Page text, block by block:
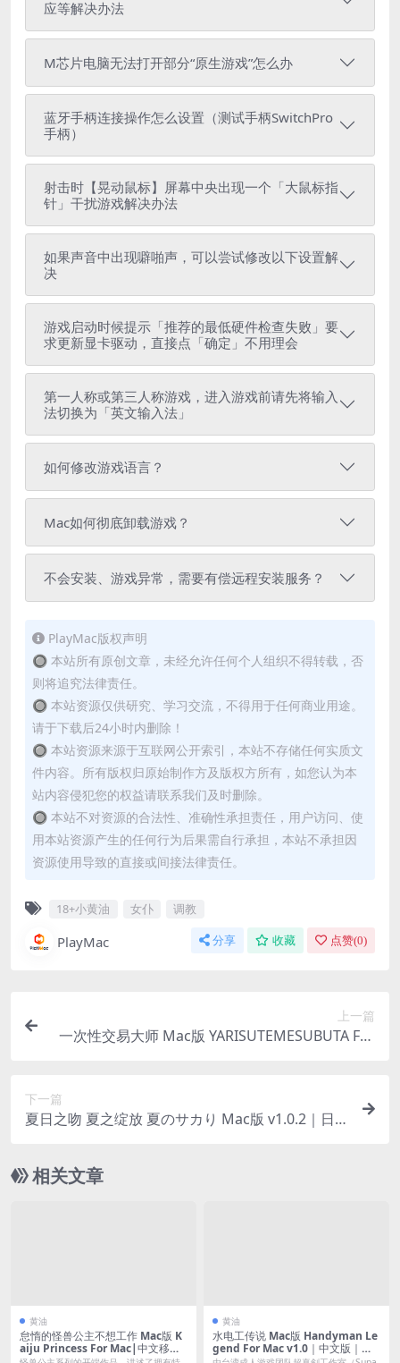
应等解决办法
M芯片电脑无法打开部分“原生游戏”怎么办
蓝牙手柄连接操作怎么设置（测试手柄SwitchPro
手柄）
射击时【晃动鼠标】屏幕中央出现一个「大鼠标指
针」干扰游戏解决办法
如果声音中出现噼啪声，可以尝试修改以下设置解
决
游戏启动时候提示「推荐的最低硬件检查失败」要
求更新显卡驱动，直接点「确定」不用理会
第一人称或第三人称游戏，进入游戏前请先将输入
法切换为「英文输入法」
如何修改游戏语言？
Mac如何彻底卸载游戏？
不会安装、游戏异常，需要有偿远程安装服务？
PlayMac版权声明
🔘 本站所有原创文章，未经允许任何个人组织不得转载，否
则将追究法律责任。
🔘 本站资源仅供研究、学习交流，不得用于任何商业用途。
请于下载后24小时内删除！
🔘 本站资源来源于互联网公开索引，本站不存储任何实质文
件内容。所有版权归原始制作方及版权方所有，如您认为本
站内容侵犯您的权益请联系我们及时删除。
🔘 本站不对资源的合法性、准确性承担责任，用户访问、使
用本站资源产生的任何行为后果需自行承担，本站不承担因
资源使用导致的直接或间接法律责任。
18+小黄油 女仆 调教
PlayMac 分享 收藏 点赞(0)
上一篇
一次性交易大师 Mac版 YARISUTEMESUBUTA For
下一篇
夏日之吻 夏之绽放 夏のサカり Mac版 v1.0.2｜日
相关文章
黄油
怠惰的怪兽公主不想工作 Mac版 K
aiju Princess For Mac|中文移植
黄油
水电工传说 Mac版 Handyman Le
gend For Mac v1.0｜中文版｜修